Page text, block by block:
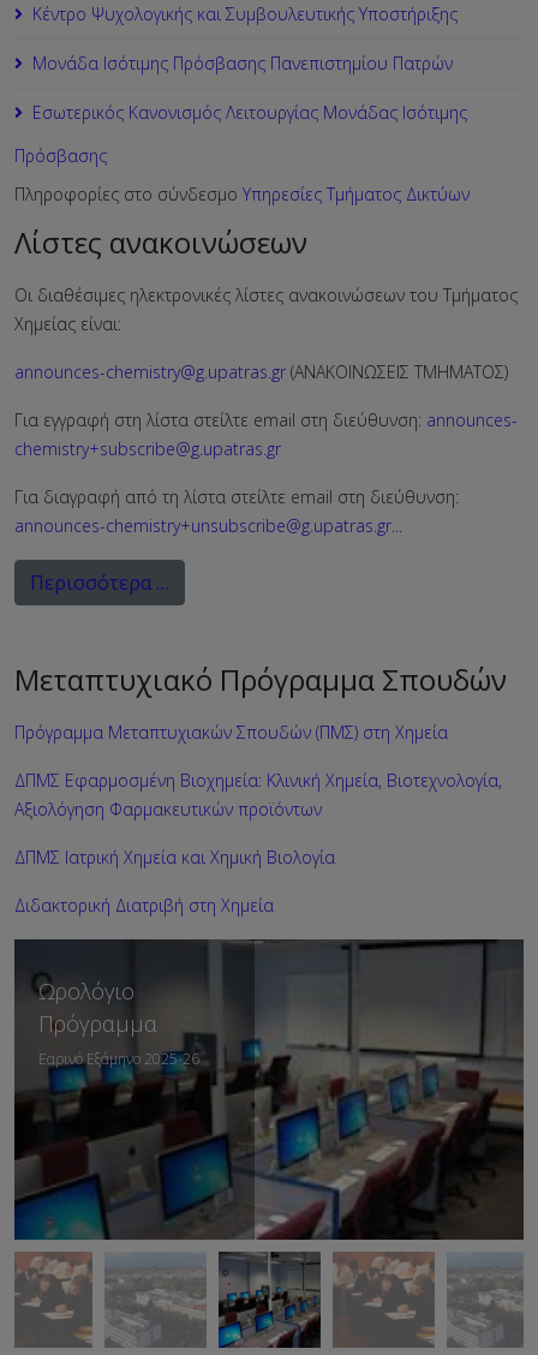
Κέντρο Ψυχολογικής και Συμβουλευτικής Υποστήριξης
Μονάδα Ισότιμης Πρόσβασης Πανεπιστημίου Πατρών
Εσωτερικός Κανονισμός Λειτουργίας Μονάδας Ισότιμης
Πρόσβασης
Πληροφορίες στο σύνδεσμο Υπηρεσίες Τμήματος Δικτύων
Λίστες ανακοινώσεων
Οι διαθέσιμες ηλεκτρονικές λίστες ανακοινώσεων του Τμήματος
Χημείας είναι:
announces-chemistry@g.upatras.gr (ΑΝΑΚΟΙΝΩΣΕΙΣ ΤΜΗΜΑΤΟΣ)
Για εγγραφή στη λίστα στείλτε email στη διεύθυνση: announces-
chemistry+subscribe@g.upatras.gr
Για διαγραφή από τη λίστα στείλτε email στη διεύθυνση:
announces-chemistry+unsubscribe@g.upatras.gr
Περισσότερα …
Μεταπτυχιακό Πρόγραμμα Σπουδών
Πρόγραμμα Μεταπτυχιακών Σπουδών (ΠΜΣ) στη Χημεία
ΔΠΜΣ Εφαρμοσμένη Βιοχημεία: Κλινική Χημεία, Βιοτεχνολογία,
Αξιολόγηση Φαρμακευτικών προϊόντων
ΔΠΜΣ Ιατρική Χημεία και Χημική Βιολογία
Διδακτορική Διατριβή στη Χημεία
Ωρολόγιο
Πρόγραμμα
Εαρινό Εξάμηνο 2025-26